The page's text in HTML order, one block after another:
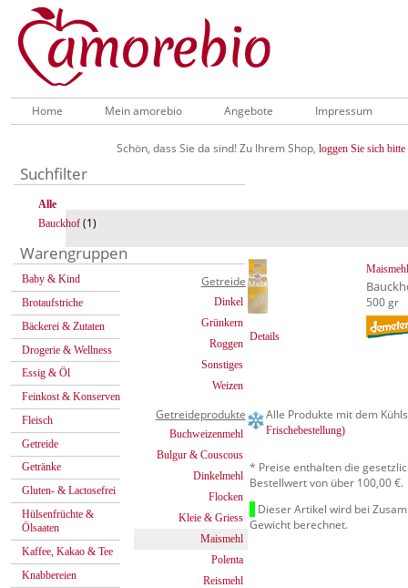
Home Mein amorebio Angebote Impressum
Schön, dass Sie da sind! Zu Ihrem Shop, loggen Sie sich bitte
Suchfilter
Alle
Bauckhof (1)
Warengruppen
Baby & Kind
Brotaufstriche
Bäckerei & Zutaten
Drogerie & Wellness
Essig & Öl
Feinkost & Konserven
Fleisch
Getreide
Getränke
Gluten- & Lactosefrei
Hülsenfrüchte &
Ölsaaten
Kaffee, Kakao & Tee
Knabbereien
Getreide
Dinkel
Grünkern
Roggen
Sonstiges
Weizen
Getreideprodukte
Buchweizenmehl
Bulgur & Couscous
Dinkelmehl
Flocken
Kleie & Griess
Maismehl
Polenta
Reismehl
Details
500 gr
Alle Produkte mit dem
Frischebestellung)
* Preise enthalten die
Bestellwert von über 100,00 €.
Dieser Artikel wird bei
Gewicht berechnet.